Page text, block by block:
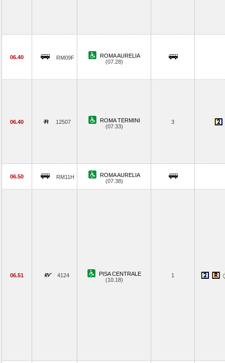
06.40 RM09F
ROMA AURELIA
(07.28)
06.40 12507
ROMA TERMINI
(07.33)
3
06.50 RM11H
ROMA AURELIA
(07.38)
06.51 4124
PISA CENTRALE
(10.18)
1